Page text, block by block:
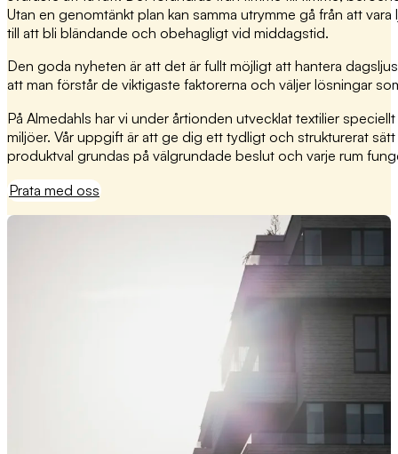
Utan en genomtänkt plan kan samma utrymme gå från att
till att bli bländande och obehagligt vid middagstid.
Den goda nyheten är att det är fullt möjligt att hantera
att man förstår de viktigaste faktorerna och väljer lösningar
På Almedahls har vi under årtionden utvecklat textilier
miljöer. Vår uppgift är att ge dig ett tydligt och strukturerat
produktval grundas på välgrundade beslut och varje rum
Prata med oss